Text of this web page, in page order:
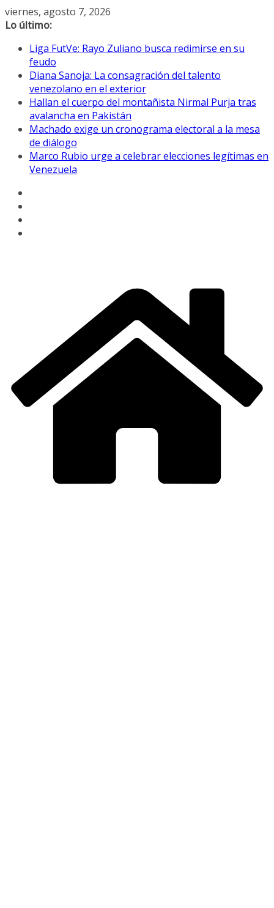
Saltar
al
viernes, agosto 7, 2026
Lo último:
Liga FutVe: Rayo Zuliano busca redimirse en su
feudo
Diana Sanoja: La consagración del talento
venezolano en el exterior
Hallan el cuerpo del montañista Nirmal Purja tras
avalancha en Pakistán
Machado exige un cronograma electoral a la mesa
de diálogo
Marco Rubio urge a celebrar elecciones legítimas en
Venezuela